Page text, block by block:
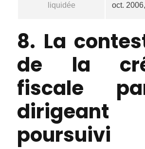
liquidée
oct.
8. La
de la
fiscale
dirigeant
poursuivi